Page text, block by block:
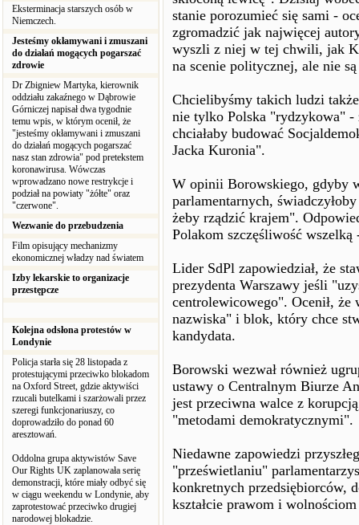
Eksterminacja starszych osób w
Niemczech.
Jesteśmy okłamywani i zmuszani
do działań mogących pogarszać
zdrowie
Dr Zbigniew Martyka, kierownik
oddziału zakaźnego w Dąbrowie
Górniczej napisał dwa tygodnie
temu wpis, w którym ocenił, że
"jesteśmy okłamywani i zmuszani
do działań mogących pogarszać
nasz stan zdrowia" pod pretekstem
koronawirusa. Wówczas
wprowadzano nowe restrykcje i
podział na powiaty "żółte" oraz
"czerwone".
Wezwanie do przebudzenia
Film opisujący mechanizmy
ekonomicznej władzy nad światem
Izby lekarskie to organizacje
przestępcze
Kolejna odsłona protestów w
Londynie
Policja starła się 28 listopada z
protestującymi przeciwko blokadom
na Oxford Street, gdzie aktywiści
rzucali butelkami i szarżowali przez
szeregi funkcjonariuszy, co
doprowadziło do ponad 60
aresztowań.
Oddolna grupa aktywistów Save
Our Rights UK zaplanowała serię
demonstracji, które miały odbyć się
w ciągu weekendu w Londynie, aby
zaprotestować przeciwko drugiej
narodowej blokadzie.
stanie porozumieć się sami -
zgromadzić jak najwięcej
wyszli z niej w tej chwili, jak
na scenie politycznej, ale nie
Chcielibyśmy takich ludzi
nie tylko Polska "rydzykowa" -
chciałaby budować
Jacka Kuronia".
W opinii Borowskiego, gdyby
parlamentarnych,
żeby rządzić krajem".
Polakom szczęśliwość
Lider SdPl zapowiedział, że
prezydenta Warszawy jeśli
centrolewicowego". Ocenił, że
nazwiska" i blok, który chce
kandydata.
Borowski wezwał również
ustawy o Centralnym Biurze
jest przeciwna walce z
"metodami demokratycznymi".
Niedawne zapowiedzi
"prześwietlaniu"
konkretnych przedsiębiorców,
kształcie prawom i